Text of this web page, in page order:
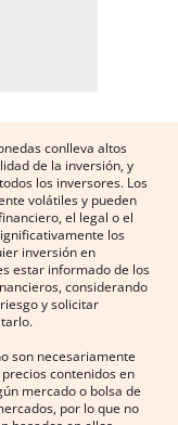
conlleva altos
de la inversión, y
los inversores. Los
volátiles y pueden
el legal o el
los
inversión en
estar informado de los
considerando
y solicitar
son necesariamente
contenidos en
mercado o bolsa de
por lo que no